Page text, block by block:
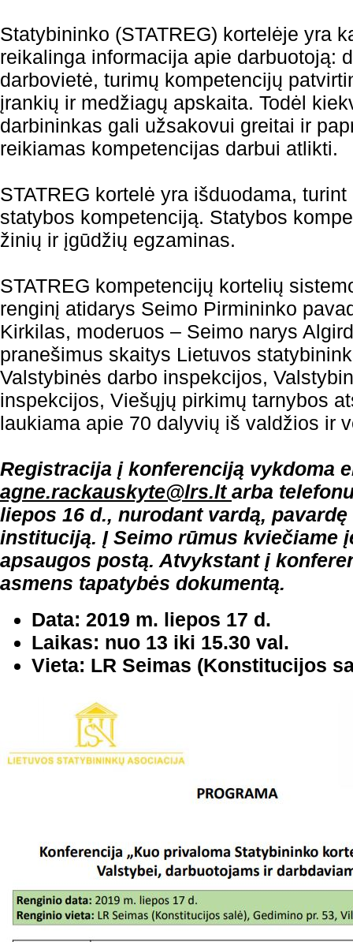
Statybininko (STATREG) kortelėje yra
reikalinga informacija apie darbuotoją:
darbovietė, turimų kompetencijų
įrankių ir medžiagų apskaita. Todėl
darbininkas gali užsakovui greitai ir
reikiamas kompetencijas darbui atlikti.
STATREG kortelė yra išduodama,
statybos kompetenciją. Statybos
žinių ir įgūdžių egzaminas.
STATREG kompetencijų kortelių
renginį atidarys Seimo Pirmininko
Kirkilas, moderuos – Seimo narys
pranešimus skaitys Lietuvos
Valstybinės darbo inspekcijos,
inspekcijos, Viešųjų pirkimų tarnybos
laukiama apie 70 dalyvių iš valdžios ir
Registracija į konferenciją vykdoma
agne.rackauskyte@lrs.ltarba
liepos 16 d., nurodant vardą,
instituciją. Į Seimo rūmus kviečiame
apsaugos postą. Atvykstant į
asmens tapatybės dokumentą.
Data: 2019 m. liepos 17 d.
Laikas: nuo 13 iki 15.30 val.
Vieta: LR Seimas (Konstitucijos